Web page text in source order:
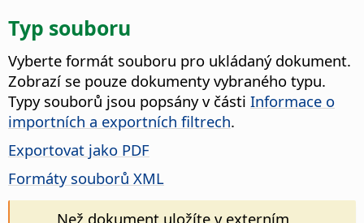
Typ souboru
Vyberte formát souboru pro ukládaný dokument.
Zobrazí se pouze dokumenty vybraného typu.
Typy souborů jsou popsány v části Informace o
importních a exportních filtrech.
Exportovat jako PDF
Formáty souborů XML
Než dokument uložíte v externím